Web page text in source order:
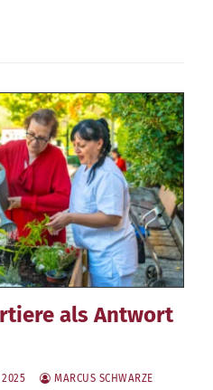
als Antwort
MARCUS SCHWARZE